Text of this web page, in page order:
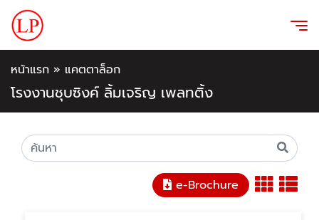
หน้าแรก » แคตตาล็อก
โรงงานชุบซิงค์ ลิ้มเจริญ เพลทติ้ง
e-Brochure